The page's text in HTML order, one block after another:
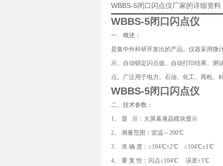
WBBS-5闭口闪点仪厂家的详细资料
WBBS-5闭口闪点仪
一、概述：
是集中外科研开发出的产品。仪器采用微
示、自动锁定闪点值、自动打印结果。测
点。广泛用于电力、石油、化工、商检
WBBS-5闭口闪点仪
二、技术参数：
1、 显 示：大屏幕液晶模块显示
2、 测量范围：室温～200℃
3、 准 确 度：≥104℃±2℃ ≤104℃±1℃
4、 重 复 性：闪点≤104℃ 误差±1℃